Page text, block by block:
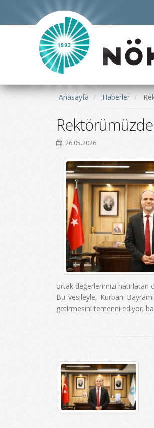
Anasayfa Haberler
26.05.2026
ortak değerlerimizi hatırlatan
Bu vesileyle, Kurban
getirmesini temenni ediyor;